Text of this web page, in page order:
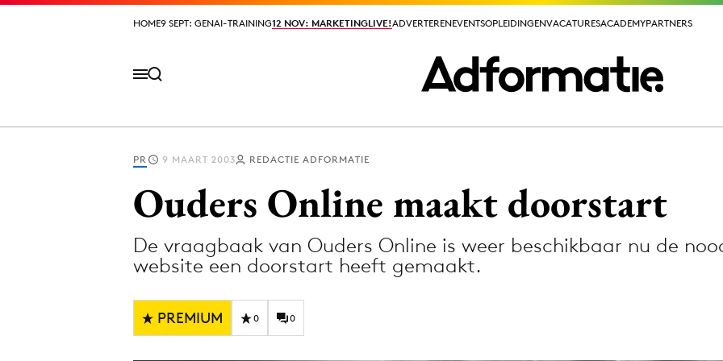
HOME9 SEPT: GENAI-TRAINING12 NOV: MARKETINGLIVE!ADVERTERENEVENTSOPLEIDINGENVACATURESACADEMYPARTNERS
HOME9 SEPT: GENAI-TRAINING12 NOV: MARKETINGLIVE!ADVERTERENEVENTSOPLEIDINGENVACATURESACADEMYPARTNERS
Digital transformation
Diversiteit
PR 9 MAART 2003 REDACTIE ADFORMATIE
Ouders Online maakt doorstart
De vraagbaak van Ouders Online is weer beschikbaar nu de
website een doorstart heeft gemaakt.
PREMIUM 0 0